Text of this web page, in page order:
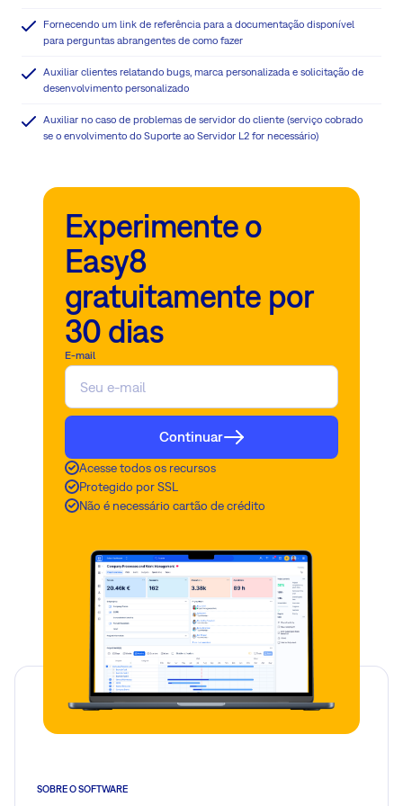
Fornecendo um link de referência para a documentação disponível
para perguntas abrangentes de como fazer
Auxiliar clientes relatando bugs, marca personalizada e solicitação de
desenvolvimento personalizado
Auxiliar no caso de problemas de servidor do cliente (serviço cobrado
se o envolvimento do Suporte ao Servidor L2 for necessário)
Experimente o
Easy8
gratuitamente por
30 dias
E-mail
Continuar
Acesse todos os recursos
Protegido por SSL
Não é necessário cartão de crédito
SOBRE O SOFTWARE